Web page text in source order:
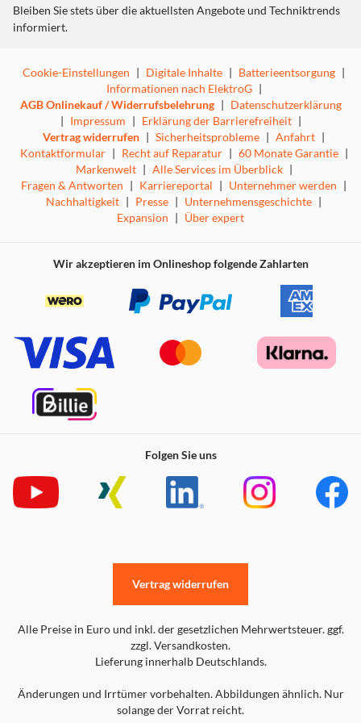
Fällen kann der integrierte Schockdämpfer Vibrationen
verringern und die Tonspur deines Streams oder die
USB-PLUG-AND-PLAY
Schon Sekunden nach dem Verbinden mit einem USB-
Anschluss ist das Razer Seiren Mini einsatzbereit. Du
brauchst nur noch die Aufnahme-Lautstärke mit der
Streaming-Software deiner Wahl festlegen, und den Rest
macht deine Stimme.
Bleiben Sie stets über die aktuellsten Angebote und Techniktrends
informiert.
Cookie-Einstellungen | Digitale Inhalte | Batterieentsorgung |
Informationen nach ElektroG |
AGB Onlinekauf / Widerrufsbelehrung | Datenschutzerklärung
| Impressum | Erklärung der Barrierefreiheit |
Vertrag widerrufen | Sicherheitsprobleme | Anfahrt |
Kontaktformular | Recht auf Reparatur | 60 Monate Garantie |
Markenwelt | Alle Services im Überblick |
Fragen & Antworten | Karriereportal | Unternehmer werden |
Nachhaltigkeit | Presse | Unternehmensgeschichte |
Expansion | Über expert
Wir akzeptieren im Onlineshop folgende Zahlarten
Folgen Sie uns
Alle Preise in Euro und inkl. der gesetzlichen Mehrwertsteuer. ggf.
zzgl. Versandkosten.
Lieferung innerhalb Deutschlands.
Änderungen und Irrtümer vorbehalten. Abbildungen ähnlich. Nur
solange der Vorrat reicht.
Vertrag widerrufen